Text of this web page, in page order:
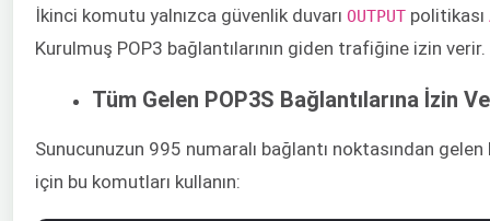
İkinci komutu yalnızca güvenlik duvarı ​ OUTPUT ​ politikası
Kurulmuş POP3 bağlantılarının giden trafiğine izin verir.
Tüm Gelen POP3S Bağlantılarına İzin
Sunucunuzun 995 numaralı bağlantı noktasından
için bu komutları kullanın: